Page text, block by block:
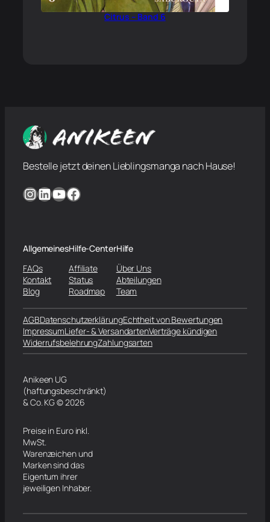
Citrus – Band 6
Bestelle jetzt deinen Lieblingsmanga nach Hause!
InstagramLinkedIn YouTube Facebook
Allgemeines
FAQs
Kontakt
Blog
Hilfe-Center
Affiliate
Status
Roadmap
Hilfe
Über Uns
Abteilungen
Team
AGBDatenschutzerklärungEchtheit von Bewertungen
ImpressumLiefer- & VersandartenVerträge kündigen
WiderrufsbelehrungZahlungsarten
Anikeen UG
(haftungsbeschränkt)
& Co. KG © 2026
Preise in Euro inkl.
MwSt.
Warenzeichen und
Marken sind das
Eigentum ihrer
jeweiligen Inhaber.